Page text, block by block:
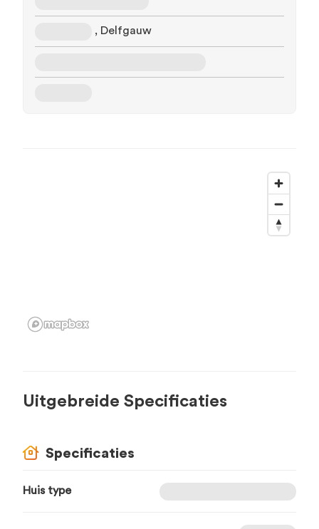
, Delfgauw
Uitgebreide Specificaties
Specificaties
Huis type